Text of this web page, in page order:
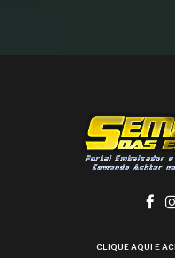
CLIQUE AQUI E